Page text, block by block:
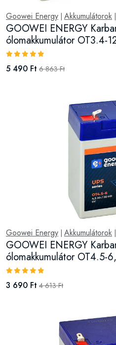
Goowei Energy Akkumulátorok
GOOWEI ENERGY
ólomakkumulátor OT3.4-
5 490 Ft 6 863 Ft
Goowei Energy Akkumulátorok
GOOWEI ENERGY
ólomakkumulátor OT4.5-
3 690 Ft 4 613 Ft